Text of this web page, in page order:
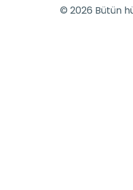
© 2026 Bütün